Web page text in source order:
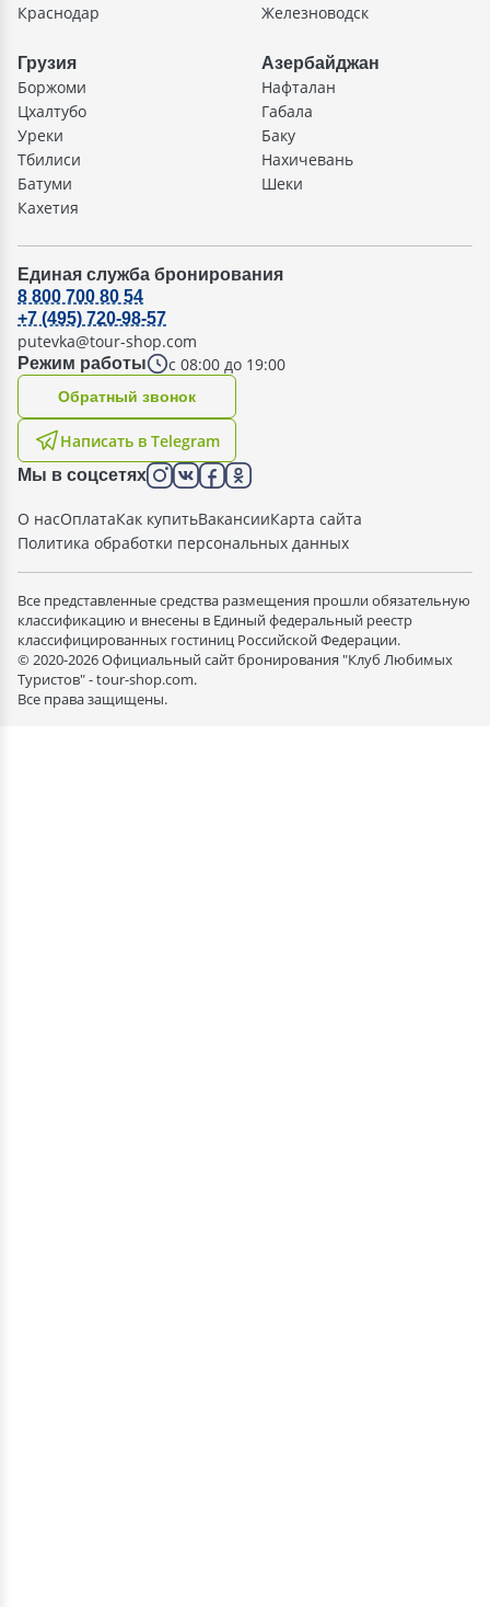
Краснодар Железноводск
Грузия
Боржоми
Цхалтубо
Уреки
Тбилиси
Батуми
Кахетия
Азербайджан
Нафталан
Габала
Баку
Нахичевань
Шеки
Единая служба бронирования
Режим работы с 08:00 до 19:00
8 800 700 80 54
+7 (495) 720-98-57
putevka@tour-shop.com
Написать в Telegram
Oбратный звонок
Мы в соцсетях
О насОплатаКак купитьВакансииКарта сайта
Политика обработки персональных данных
Все представленные средства размещения прошли обязательную
классификацию и внесены в Единый федеральный реестр
классифицированных гостиниц Российской Федерации.
© 2020-2026 Официальный сайт бронирования "Клуб Любимых
Туристов" - tour-shop.com.
Все права защищены.